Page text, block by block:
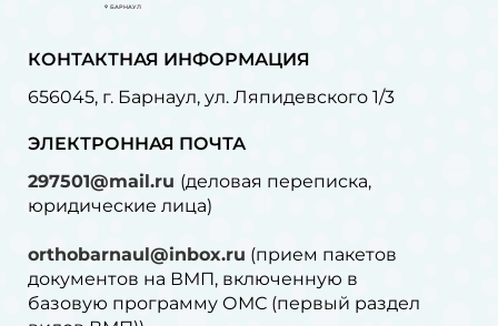
БАРНАУЛ
КОНТАКТНАЯ ИНФОРМАЦИЯ
656045, г. Барнаул, ул. Ляпидевского 1/3
ЭЛЕКТРОННАЯ ПОЧТА
297501@mail.ru (деловая переписка,
юридические лица)
orthobarnaul@inbox.ru (прием пакетов
документов на ВМП, включенную в
базовую программу ОМС (первый раздел